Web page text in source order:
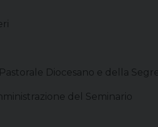
Diocesano e della
del Seminario